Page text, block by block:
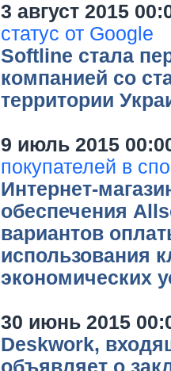
3 август 2015
статус от Google
Softline стала
компанией со
территории
9 июль 2015
покупателей в
Интернет-
обеспечения
вариантов
использования
экономических
30 июнь 2015
Deskwork,